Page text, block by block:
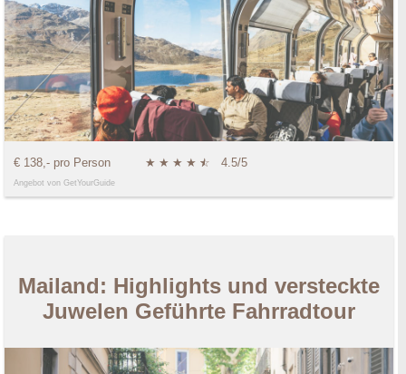
€ 138,- pro Person ★ ★ ★ ★ ★
☆ 4.5/5
Angebot von GetYourGuide
Mailand: Highlights und versteckte
Juwelen Geführte Fahrradtour